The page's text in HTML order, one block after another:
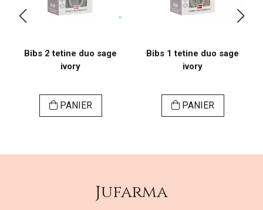
Bibs 2 tetine duo sage
ivory
PANIER
Bibs 1 tetine duo sage
ivory
PANIER
Jufarma